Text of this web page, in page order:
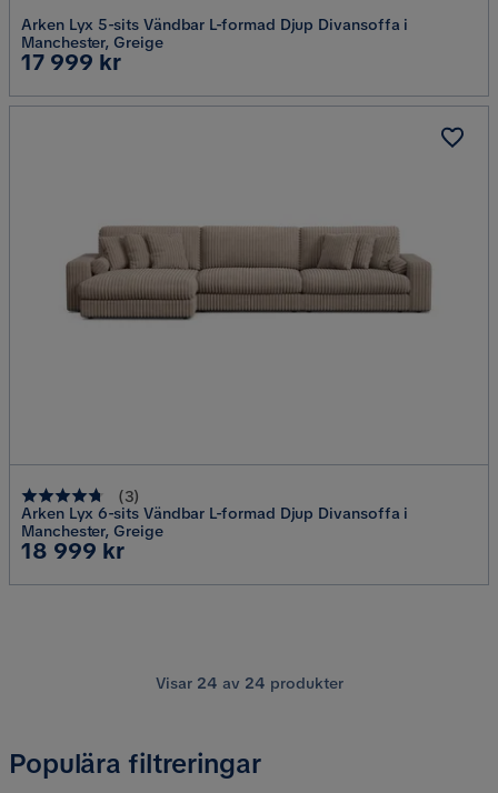
Arken Lyx 5-sits Vändbar L-formad Djup Divansoffa i
Manchester, Greige
Pris
17 999 kr
(3)
Arken Lyx 6-sits Vändbar L-formad Djup Divansoffa i
Manchester, Greige
Pris
18 999 kr
Visar 24 av 24 produkter
Populära filtreringar